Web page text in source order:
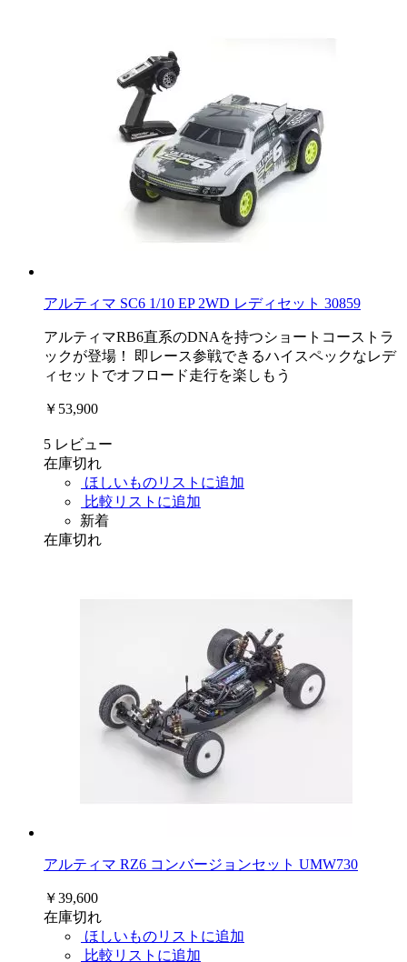
アルティマ SC6 1/10 EP 2WD レディセット 30859
アルティマRB6直系のDNAを持つショートコーストラ
ックが登場！ 即レース参戦できるハイスペックなレデ
ィセットでオフロード走行を楽しもう
￥53,900
5 レビュー
在庫切れ
ほしいものリストに追加
比較リストに追加
新着
在庫切れ
アルティマ RZ6 コンバージョンセット UMW730
￥39,600
在庫切れ
ほしいものリストに追加
比較リストに追加